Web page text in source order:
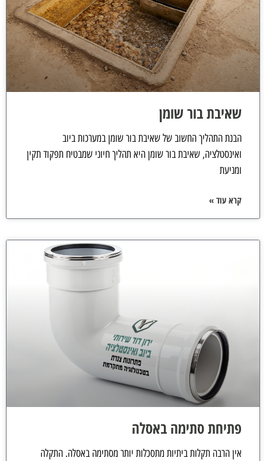
שאיבת בור שומן
הבנת התהליך החשוב של שאיבת בור שומן במערכות ביוב
ואינסטלציה, שאיבת בור שומן היא תהליך חיוני שמבטיח תפקוד תקין
ומניעת
קרא עוד »
פתיחת סתימה באסלה
אין הרבה תקלות ביתיות מתסכלות יותר מסתימה באסלה. התקלה